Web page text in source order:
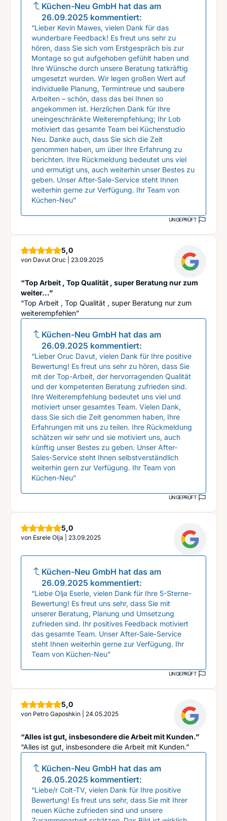
Küchen-Neu GmbH hat das am
26.09.2025 kommentiert:
“Lieber Kevin Mawes, vielen Dank für das
wunderbare Feedback! Es freut uns sehr zu
hören, dass Sie sich vom Erstgespräch bis zur
Montage so gut aufgehoben gefühlt haben und
Ihre Wünsche durch unsere Beratung tatkräftig
umgesetzt wurden. Wir legen großen Wert auf
individuelle Planung, Termintreue und saubere
Arbeiten – schön, dass das bei Ihnen so
angekommen ist. Herzlichen Dank für Ihre
uneingeschränkte Weiterempfehlung; Ihr Lob
motiviert das gesamte Team bei Küchenstudio
Neu. Danke auch, dass Sie sich die Zeit
genommen haben, um über Ihre Erfahrung zu
berichten. Ihre Rückmeldung bedeutet uns viel
und ermutigt uns, auch weiterhin unser Bestes zu
geben. Unser After-Sale-Service steht Ihnen
weiterhin gerne zur Verfügung. Ihr Team von
Küchen-Neu”
UNGEPRÜFT
5,0Sterne
von Davut Oruc 23.09.2025
“Top Arbeit , Top Qualität , super Beratung nur zum
weiter...”
“Top Arbeit , Top Qualität , super Beratung nur zum
weiterempfehlen”
Küchen-Neu GmbH hat das am
26.09.2025 kommentiert:
“Lieber Oruc Davut, vielen Dank für Ihre positive
Bewertung! Es freut uns sehr zu hören, dass Sie
mit der Top-Arbeit, der hervorragenden Qualität
und der kompetenten Beratung zufrieden sind.
Ihre Weiterempfehlung bedeutet uns viel und
motiviert unser gesamtes Team. Vielen Dank,
dass Sie sich die Zeit genommen haben, Ihre
Erfahrungen mit uns zu teilen. Ihre Rückmeldung
schätzen wir sehr und sie motiviert uns, auch
künftig unser Bestes zu geben. Unser After-
Sales-Service steht Ihnen selbstverständlich
weiterhin gern zur Verfügung. Ihr Team von
Küchen-Neu”
UNGEPRÜFT
5,0Sterne
von Esrele Olja 23.09.2025
Küchen-Neu GmbH hat das am
26.09.2025 kommentiert:
“Liebe Olja Eserle, vielen Dank für Ihre 5-Sterne-
Bewertung! Es freut uns sehr, dass Sie mit
unserer Beratung, Planung und Umsetzung
zufrieden sind. Ihr positives Feedback motiviert
das gesamte Team. Unser After-Sale-Service
steht Ihnen weiterhin gerne zur Verfügung. Ihr
Team von Küchen-Neu”
UNGEPRÜFT
5,0Sterne
von Petro Gaposhkin 24.05.2025
“Alles ist gut, insbesondere die Arbeit mit Kunden.”
“Alles ist gut, insbesondere die Arbeit mit Kunden.”
Küchen-Neu GmbH hat das am
26.05.2025 kommentiert:
“Liebe/r Colt-TV, vielen Dank für Ihre positive
Bewertung! Es freut uns sehr, dass Sie mit Ihrer
neuen Küche zufrieden sind und unsere